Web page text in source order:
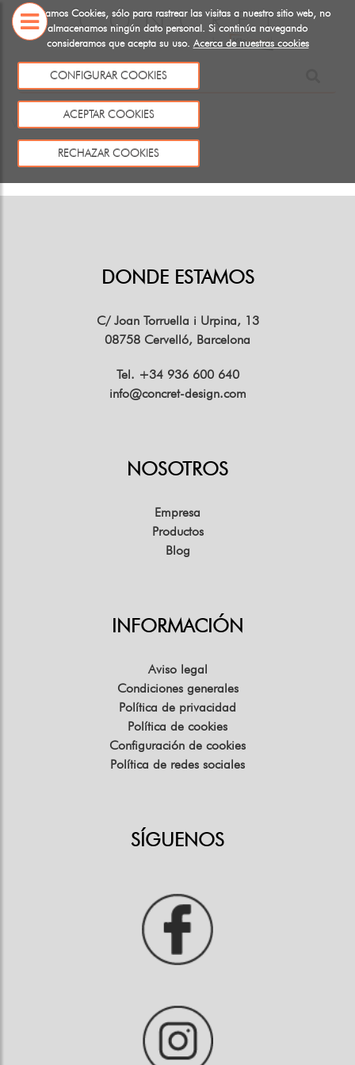
Utilizamos Cookies, sólo para rastrear las visitas a nuestro sitio web, no
almacenamos ningún dato personal. Si continúa navegando
consideramos que acepta su uso. Acerca de nuestras cookies
CONFIGURAR COOKIES
ACEPTAR COOKIES
RECHAZAR COOKIES
SOBRE
Este producto no existe o no está a la venta
Volver
DONDE ESTAMOS
C/ Joan Torruella i Urpina, 13
08758 Cervelló, Barcelona
Tel. +34 936 600 640
info@concret-design.com
NOSOTROS
Empresa
Productos
Blog
INFORMACIÓN
Aviso legal
Condiciones generales
Política de privacidad
Política de cookies
Configuración de cookies
Política de redes sociales
SÍGUENOS